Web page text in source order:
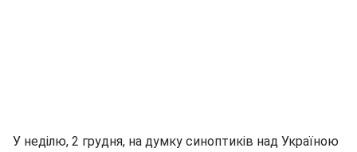
У неділю, 2 грудня, на думку синоптиків над Україною